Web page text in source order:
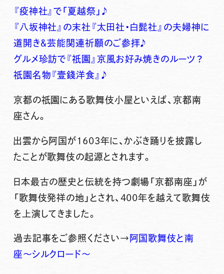
『疫神社』で「夏越祭」♪
『八坂神社』の末社『太田社・白髭社』の夫婦神に
道開き＆芸能関連祈願のご参拝♪
グルメ珍訪で『祇園』京風お好み焼きのルーツ？
祇園名物『壹錢洋食』♪
京都の祇園にある歌舞伎小屋といえば、京都南
座さん。
出雲から阿国が1603年に、かぶき踊りを披露し
たことが歌舞伎の起源とされます。
日本最古の歴史と伝統を持つ劇場「京都南座 」が
「歌舞伎発祥の地 」とされ、400年を越えて歌舞伎
を上演してきました。
過去記事をご参照ください→ 阿国歌舞伎と南
座〜シルクロード〜